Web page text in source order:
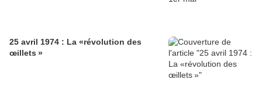
25 avril 1974 : La «révolution des
œillets »